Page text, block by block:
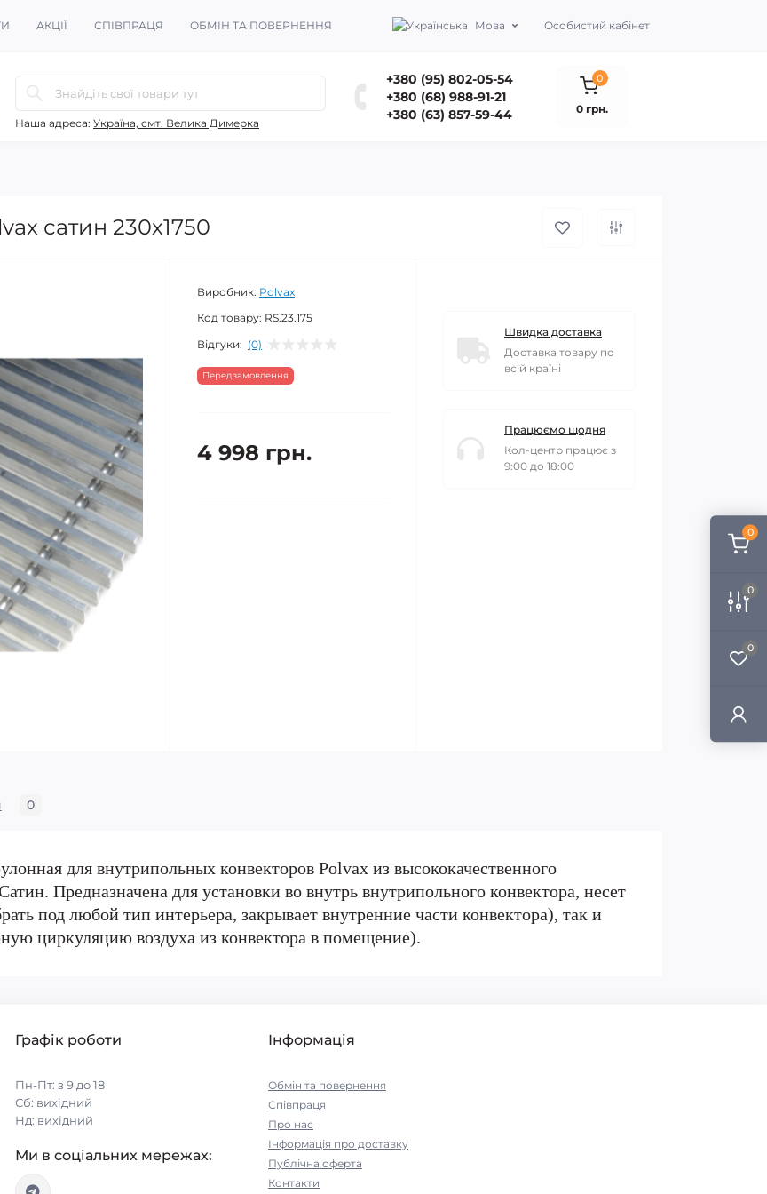
0
0
0
АКЦІЇ СПІВПРАЦЯ ОБМІН ТА ПОВЕРНЕННЯ Мова Особистий кабінет
Наша адреса: Україна, смт. Велика Димерка
+380 (95) 802-05-54
+380 (68) 988-91-21
+380 (63) 857-59-44
0
0 грн.
сатин 230х1750
Виробник: Polvax
Код товару: RS.23.175
Відгуки: (0)
Передзамовлення
4 998 грн.
Швидка доставка
Доставка товару по
всій країні
Працюємо щодня
Кол-центр працює з
9:00 до 18:00
0
для внутрипольных конвекторов Polvax из высококачественного
Предназначена для установки во внутрь внутрипольного конвектора, несет
под любой тип интерьера, закрывает внутренние части конвектора), так и
циркуляцию воздуха из конвектора в помещение).
Графік роботи
Пн-Пт: з 9 до 18
Сб: вихідний
Нд: вихідний
Ми в соціальних мережах:
Інформація
Обмін та повернення
Співпраця
Про нас
Інформація про доставку
Публічна оферта
Контакти